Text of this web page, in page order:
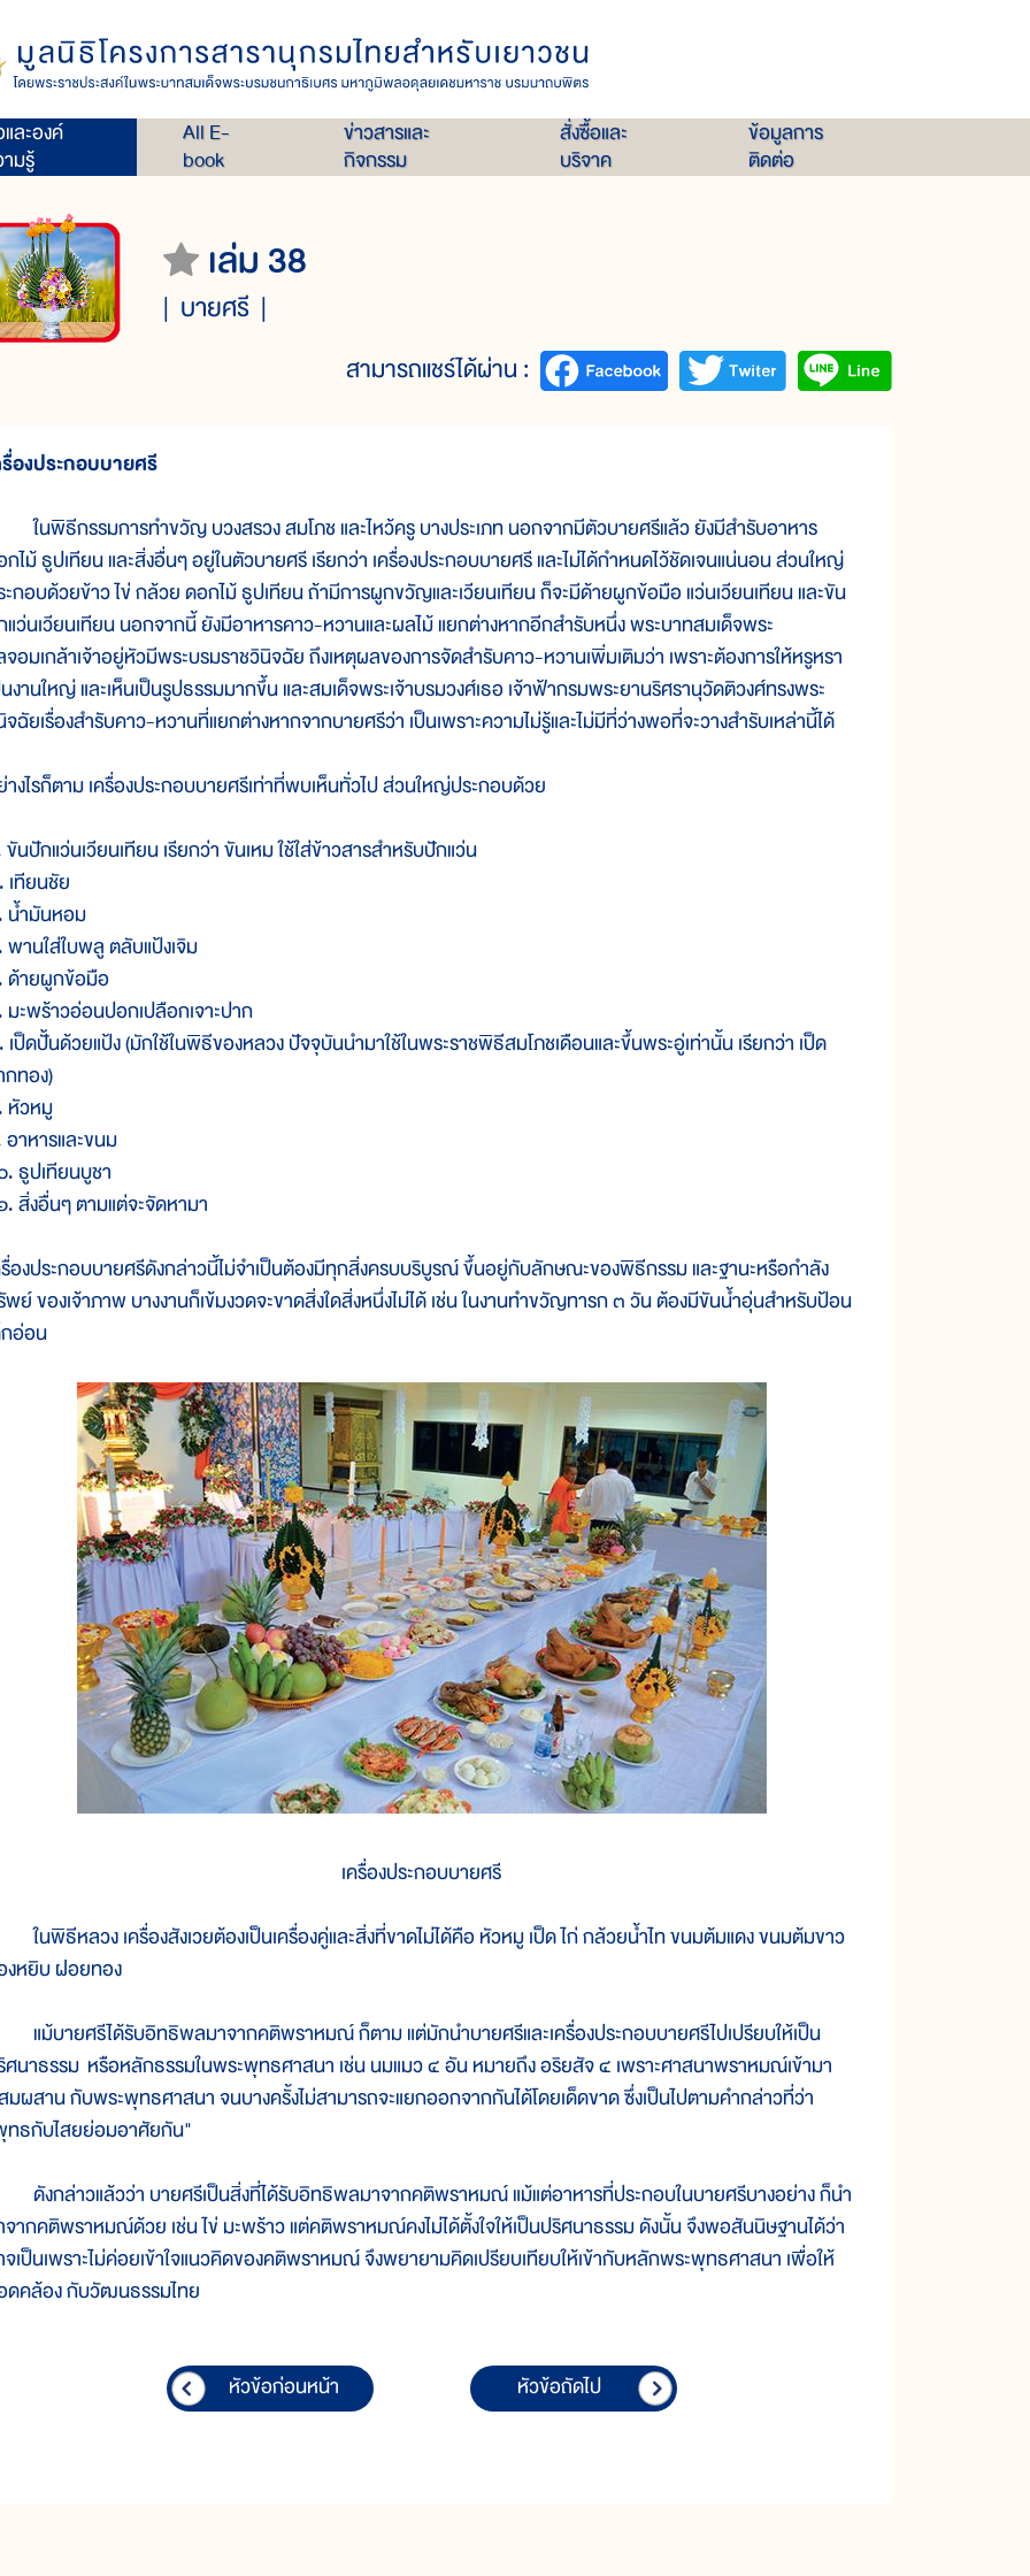
ละองค์
มรู้
All E-
book
ข่าวสารและ
กิจกรรม
สั่งซื้อและ
บริจาค
ข้อมูลการ
ติดต่อ
เล่ม 38
บายศรี
สามารถแชร์ได้ผ่าน :
รื่องประกอบบายศรี
ในพิธีกรรมการทำขวัญ บวงสรวง สมโภช และไหว้ครู บางประเภท นอกจากมีตัวบายศรีแล้ว ยังมีสำรับอาหาร
กไม้ ธูปเทียน และสิ่งอื่นๆ อยู่ในตัวบายศรี เรียกว่า เครื่องประกอบบายศรี และไม่ได้กำหนดไว้ชัดเจนแน่นอน ส่วนใหญ่
ะกอบด้วยข้าว ไข่ กล้วย ดอกไม้ ธูปเทียน ถ้ามีการผูกขวัญและเวียนเทียน ก็จะมีด้ายผูกข้อมือ แว่นเวียนเทียน และขัน
แว่นเวียนเทียน นอกจากนี้ ยังมีอาหารคาว-หวานและผลไม้ แยกต่างหากอีกสำรับหนึ่ง พระบาทสมเด็จพระ
จอมเกล้าเจ้าอยู่หัวมีพระบรมราชวินิจฉัย ถึงเหตุผลของการจัดสำรับคาว-หวานเพิ่มเติมว่า เพราะต้องการให้หรูหรา
นงานใหญ่ และเห็นเป็นรูปธรรมมากขึ้น และสมเด็จพระเจ้าบรมวงศ์เธอ เจ้าฟ้ากรมพระยานริศรานุวัดติวงศ์ทรงพระ
ฉัยเรื่องสำรับคาว-หวานที่แยกต่างหากจากบายศรีว่า เป็นเพราะความไม่รู้และไม่มีที่ว่างพอที่จะวางสำรับเหล่านี้ได้
งไรก็ตาม เครื่องประกอบบายศรีเท่าที่พบเห็นทั่วไป ส่วนใหญ่ประกอบด้วย
นปักแว่นเวียนเทียน เรียกว่า ขันเหม ใช้ใส่ข้าวสารสำหรับปักแว่น
ทียนชัย
น้ำมันหอม
านใส่ใบพลู ตลับแป้งเจิม
ด้ายผูกข้อมือ
ะพร้าวอ่อนปอกเปลือกเจาะปาก
เป็ดปั้นด้วยแป้ง (มักใช้ในพิธีของหลวง ปัจจุบันนำมาใช้ในพระราชพิธีสมโภชเดือนและขึ้นพระอู่เท่านั้น เรียกว่า เป็ด
กทอง)
หัวหมู
าหารและขนม
ธูปเทียนบูชา
สิ่งอื่นๆ ตามแต่จะจัดหามา
รื่องประกอบบายศรีดังกล่าวนี้ไม่จำเป็นต้องมีทุกสิ่งครบบริบูรณ์ ขึ้นอยู่กับลักษณะของพิธีกรรม และฐานะหรือกำลัง
พย์ ของเจ้าภาพ บางงานก็เข้มงวดจะขาดสิ่งใดสิ่งหนึ่งไม่ได้ เช่น ในงานทำขวัญทารก ๓ วัน ต้องมีขันน้ำอุ่นสำหรับป้อน
กอ่อน
เครื่องประกอบบายศรี
ในพิธีหลวง เครื่องสังเวยต้องเป็นเครื่องคู่และสิ่งที่ขาดไม่ได้คือ หัวหมู เป็ด ไก่ กล้วยน้ำไท ขนมต้มแดง ขนมต้มขาว
งหยิบ ฝอยทอง
แม้บายศรีได้รับอิทธิพลมาจากคติพราหมณ์ ก็ตาม แต่มักนำบายศรีและเครื่องประกอบบายศรีไปเปรียบให้เป็น
ศนาธรรม หรือหลักธรรมในพระพุทธศาสนา เช่น นมแมว ๔ อัน หมายถึง อริยสัจ ๔ เพราะศาสนาพราหมณ์เข้ามา
มผสาน กับพระพุทธศาสนา จนบางครั้งไม่สามารถจะแยกออกจากกันได้โดยเด็ดขาด ซึ่งเป็นไปตามคำกล่าวที่ว่า
ธกับไสยย่อมอาศัยกัน"
ดังกล่าวแล้วว่า บายศรีเป็นสิ่งที่ได้รับอิทธิพลมาจากคติพราหมณ์ แม้แต่อาหารที่ประกอบในบายศรีบางอย่าง ก็นำ
จากคติพราหมณ์ด้วย เช่น ไข่ มะพร้าว แต่คติพราหมณ์คงไม่ได้ตั้งใจให้เป็นปริศนาธรรม ดังนั้น จึงพอสันนิษฐานได้ว่า
เป็นเพราะไม่ค่อยเข้าใจแนวคิดของคติพราหมณ์ จึงพยายามคิดเปรียบเทียบให้เข้ากับหลักพระพุทธศาสนา เพื่อให้
ดคล้อง กับวัฒนธรรมไทย
หัวข้อก่อนหน้า หัวข้อถัดไป